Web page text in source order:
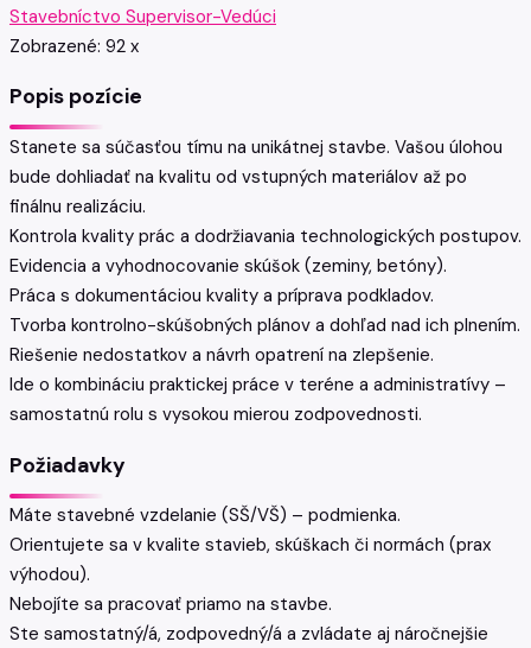
Stavebníctvo Supervisor-Vedúci
Zobrazené: 92 x
Popis pozície
Stanete sa súčasťou tímu na unikátnej stavbe. Vašou úlohou
bude dohliadať na kvalitu od vstupných materiálov až po
finálnu realizáciu.
Kontrola kvality prác a dodržiavania technologických postupov.
Evidencia a vyhodnocovanie skúšok (zeminy, betóny).
Práca s dokumentáciou kvality a príprava podkladov.
Tvorba kontrolno-skúšobných plánov a dohľad nad ich plnením.
Riešenie nedostatkov a návrh opatrení na zlepšenie.
Ide o kombináciu praktickej práce v teréne a administratívy –
samostatnú rolu s vysokou mierou zodpovednosti.
Požiadavky
Máte stavebné vzdelanie (SŠ/VŠ) – podmienka.
Orientujete sa v kvalite stavieb, skúškach či normách (prax
výhodou).
Nebojíte sa pracovať priamo na stavbe.
Ste samostatný/á, zodpovedný/á a zvládate aj náročnejšie